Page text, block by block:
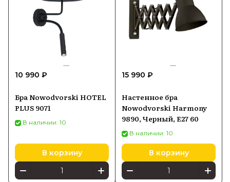
10 990 ₽
Бра Nowodvorski HOTEL
PLUS 9071
В наличии: 10
В корзину
15 990 ₽
Настенное бра
Nowodvorski Harmony
9890, Черный, E27 60
В наличии: 10
В корзину